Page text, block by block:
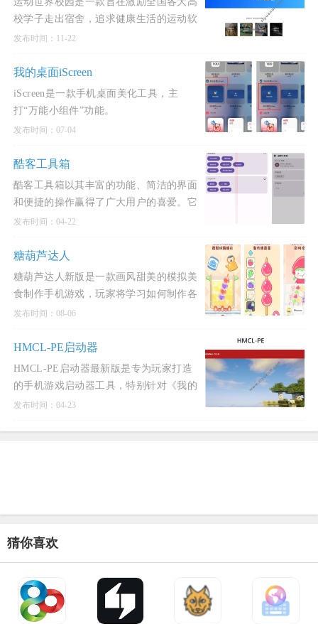
校学子走出宿舍，追求健康生活的运动软
件。我们的使命是让运动融入学子的日常
发布时间：11-22
我的桌面iScreen
iScreen是一款手机桌面美化工具，主
打“万能小组件”功能。
发布时间：07-04
酷客工具箱
酷客工具箱以其丰富的功能、简洁的界面
和便捷的操作赢得了广大用户的喜爱。它
不仅能够帮助用户轻松解决手机使用过程
发布时间：04-22
糖葫芦达人
糖葫芦达人新版是一款画风甜美的模拟美
食制作手机游戏，玩家将学习如何制作各
式各样诱人的糖葫芦。
发布时间：08-06
HMCL-PE启动器
HMCL-PE启动器最新版是专为玩家打造
的手机游戏启动器工具，特别针对《我的
世界》游戏而设计。
发布时间：04-23
猜你喜欢